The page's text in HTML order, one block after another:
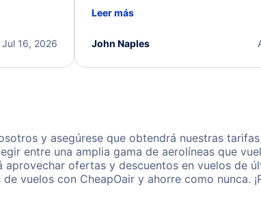
flight
and
Jul 16, 2026
beyond to resolve the issue. I'm
Leer más
John Naples
y asegúrese que obtendrá nuestras
entre una amplia gama de aerolíneas que
ofertas y descuentos en vuelos de
vuelos con CheapOair y ahorre como nunca.